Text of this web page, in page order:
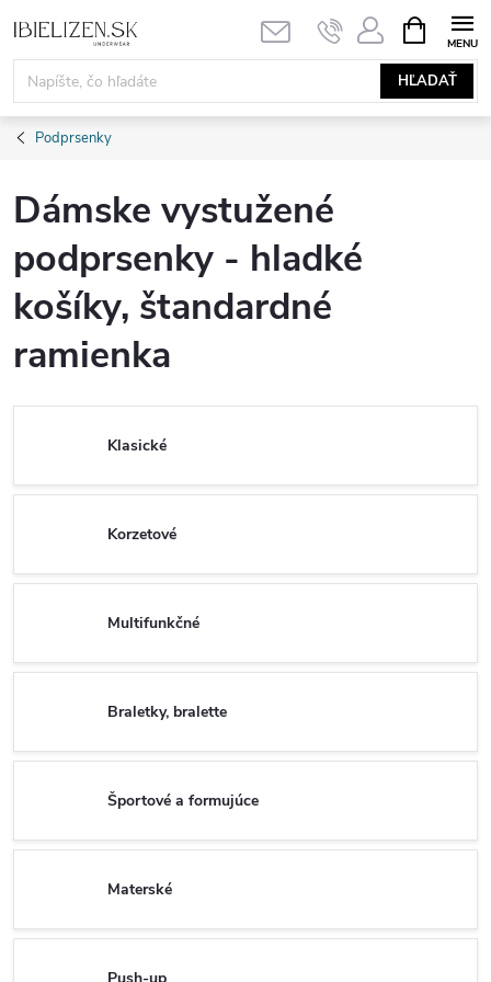
na
obsah
HĽADAŤ
KOŠÍK
Podprsenky
Dámske vystužené
podprsenky - hladké
košíky, štandardné
ramienka
Klasické
Korzetové
Multifunkčné
Braletky, bralette
Športové a formujúce
Materské
Push-up